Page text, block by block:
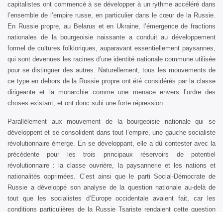
capitalistes ont commencé à se développer à un rythme accéléré dans
l’ensemble de l’empire russe, en particulier dans le cœur de la Russie.
En Russie propre, au Belarus et en Ukraine, l’émergence de fractions
nationales de la bourgeoisie naissante a conduit au développement
formel de cultures folkloriques, auparavant essentiellement paysannes,
qui sont devenues les racines d’une identité nationale commune utilisée
pour se distinguer des autres. Naturellement, tous les mouvements de
ce type en dehors de la Russie propre ont été considérés par la classe
dirigeante et la monarchie comme une menace envers l’ordre des
choses existant, et ont donc subi une forte répression.
Parallèlement aux mouvement de la bourgeoisie nationale qui se
développent et se consolident dans tout l’empire, une gauche socialiste
révolutionnaire émerge. En se développant, elle a dû contester avec la
précédente pour les trois principaux réservoirs de potentiel
révolutionnaire : la classe ouvrière, la paysannerie et les nations et
nationalités opprimées. C’est ainsi que le parti Social-Démocrate de
Russie a développé son analyse de la question nationale au-delà de
tout que les socialistes d’Europe occidentale avaient fait, car les
conditions particulières de la Russie Tsariste rendaient cette question